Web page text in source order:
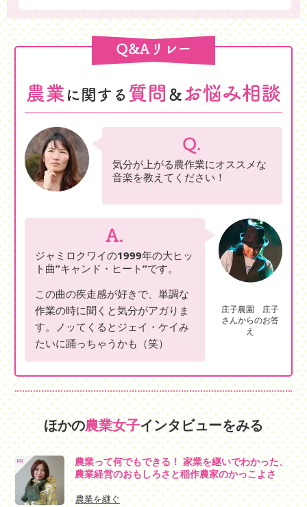
気分が上がる農作業にオススメな
音楽を教えてください！
庄子農園 庄子
さんからのお答
え
ジャミロクワイの1999年の大ヒッ
ト曲”キャンド・ヒート”です。
この曲の疾走感が好きで、単調な
作業の時に聞くと気分がアガりま
す。ノッてくるとジェイ・ケイみ
たいに踊っちゃうかも（笑）
ほかの農業女子インタビューをみる
農業って何でもできる！ 家業を継いでわかった、
農業経営のおもしろさと稲作農家のかっこよさ
農業を継ぐ